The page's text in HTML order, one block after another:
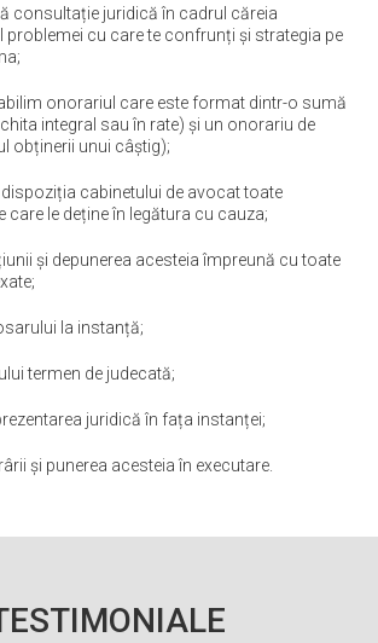
consultație juridică în cadrul căreia
problemei cu care te confrunți și strategia pe
onorariul care este format dintr-o sumă
integral sau în rate) și un onorariu de
obținerii unui câștig);
dispoziția cabinetului de avocat toate
care le deține în legătura cu cauza;
și depunerea acesteia împreună cu toate
la instanță;
termen de judecată;
juridică în fața instanței;
și punerea acesteia în executare.